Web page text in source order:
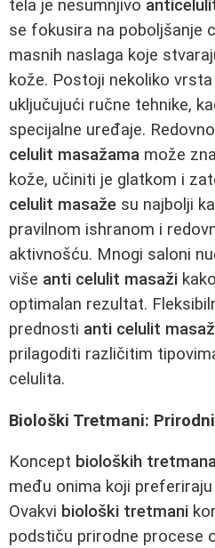
tela je nesumnjivo
se fokusira na poboljšanje
masnih naslaga koje
kože. Postoji nekoliko vrsta
uključujući ručne tehnike,
specijalne uređaje.
celulit masažama može
kože, učiniti je glatkom i
celulit masaže su najbolji
pravilnom ishranom i
aktivnošću. Mnogi saloni
više anti celulit masaži
optimalan rezultat.
prednosti anti celulit
prilagoditi različitim
celulita.
Biološki Tretmani:
Koncept bioloških
među onima koji
Ovakvi biološki tretmani
podstiču prirodne procese